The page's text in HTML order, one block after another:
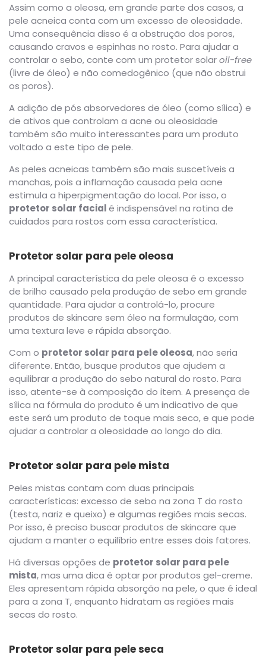
Assim como a oleosa, em grande parte dos casos, a
pele acneica conta com um excesso de oleosidade.
Uma consequência disso é a obstrução dos poros,
causando cravos e espinhas no rosto. Para ajudar a
controlar o sebo, conte com um protetor solaroil-free
(livre de óleo) e não comedogênico (que não obstrui
os poros).
A adição de pós absorvedores de óleo (como sílica) e
de ativos que controlam a acne ou oleosidade
também são muito interessantes para um produto
voltado a este tipo de pele.
As peles acneicas também são mais suscetíveis a
manchas, pois a inflamação causada pela acne
estimula a hiperpigmentação do local. Por isso, o
protetor solar facialé indispensável na rotina de
cuidados para rostos com essa característica.
Protetor solar para pele oleosa
A principal característica da pele oleosa é o excesso
de brilho causado pela produção de sebo em grande
quantidade. Para ajudar a controlá-lo, procure
produtos de skincare sem óleo na formulação, com
uma textura leve e rápida absorção.
Com o protetor solar para pele oleosa, não seria
diferente. Então, busque produtos que ajudem a
equilibrar a produção do sebo natural do rosto. Para
isso, atente-se à composição do item. A presença de
sílica na fórmula do produto é um indicativo de que
este será um produto de toque mais seco, e que pode
ajudar a controlar a oleosidade ao longo do dia.
Protetor solar para pele mista
Peles mistas contam com duas principais
características: excesso de sebo na zona T do rosto
(testa, nariz e queixo) e algumas regiões mais secas.
Por isso, é preciso buscar produtos de skincare que
ajudam a manter o equilíbrio entre esses dois fatores.
Há diversas opções de protetor solar para pele
mista, mas uma dica é optar por produtos gel-creme.
Eles apresentam rápida absorção na pele, o que é ideal
para a zona T, enquanto hidratam as regiões mais
secas do rosto.
Protetor solar para pele seca